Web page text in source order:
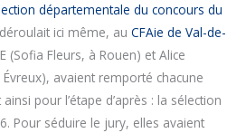
départementale du concours du
ici même, au CFAie de Val-de-
(Sofia Fleurs, à Rouen) et Alice
Évreux), avaient remporté chacune
pour l’étape d’après : la sélection
Pour séduire le jury, elles avaient